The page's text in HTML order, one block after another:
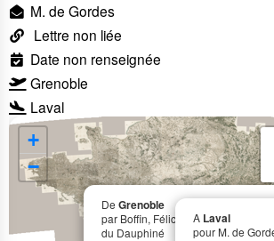
M. de Gordes
Lettre non liée
Date non renseignée
Grenoble
Laval
De Grenoble
par Boffin, Félicien, avocat général
du Dauphiné
A Laval
pour M. de
+
−